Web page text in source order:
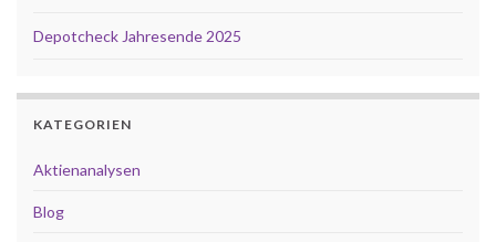
Depotcheck Jahresende 2025
KATEGORIEN
Aktienanalysen
Blog